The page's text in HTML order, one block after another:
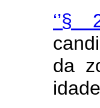
‘’§
da